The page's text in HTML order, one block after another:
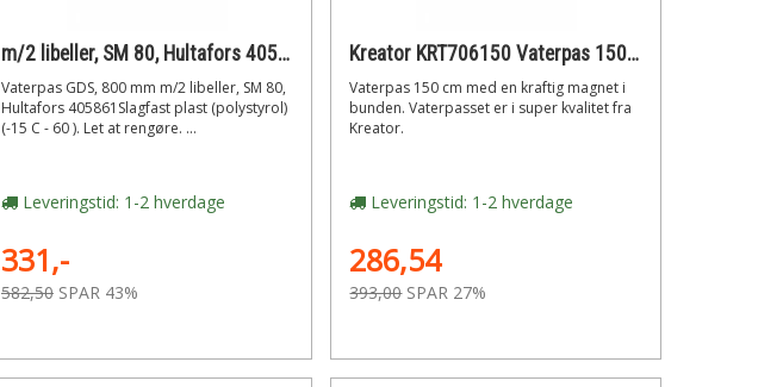
m/2 libeller, SM 80, Hultafors 405861 Vaterpas GDS, 800 mm
Vaterpas GDS, 800 mm m/2 libeller, SM 80,
Hultafors 405861Slagfast plast (polystyrol)
(-15 C - 60 ). Let at rengøre. ...
Leveringstid: 1-2 hverdage
331,-
582,50 SPAR 43%
Kreator KRT706150 Vaterpas 150 cm kraftig magnet i bunden
Vaterpas 150 cm med en kraftig magnet i
bunden. Vaterpasset er i super kvalitet fra
Kreator.
Leveringstid: 1-2 hverdage
286,54
393,00 SPAR 27%